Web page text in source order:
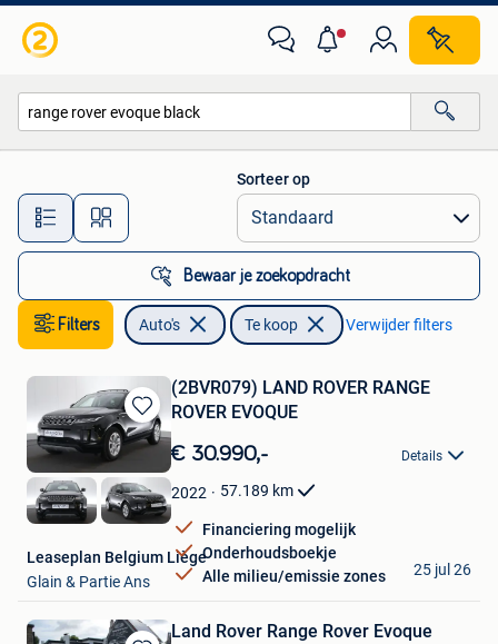
Alle afstanden…
Sorteer op
Bewaar je zoekopdracht
Filters Auto's Te koop Verwijder filters
Bewaren
in
Favorieten
(2BVR079) LAND ROVER RANGE
ROVER EVOQUE
€ 30.990,- Details
2022 57.189 km
Financiering mogelijk
Onderhoudsboekje
Alle milieu/emissie zones
Leaseplan Belgium Liège
Glain & Partie Ans
25 jul 26
Land Rover Range Rover Evoque